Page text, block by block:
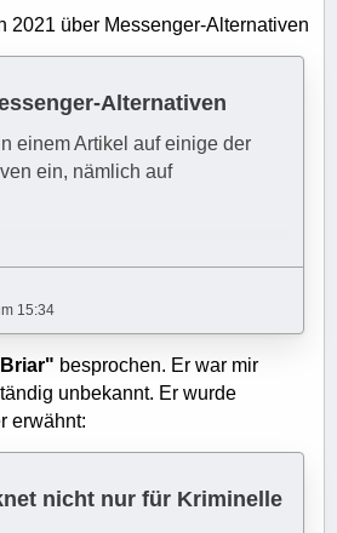
2021 über Messenger-Alternativen
Alternativen
einem Artikel auf einige der
ein, nämlich auf
web…-Vergleich.html
15:34
besprochen. Er war mir
unbekannt. Er wurde
erwähnt:
nicht nur für Kriminelle